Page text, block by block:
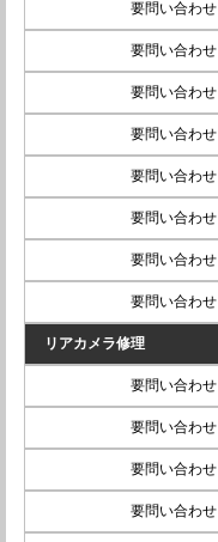
要問い合わせ
要問い合わせ
要問い合わせ
要問い合わせ
要問い合わせ
要問い合わせ
要問い合わせ
要問い合わせ
リアカメラ修理
要問い合わせ
要問い合わせ
要問い合わせ
要問い合わせ